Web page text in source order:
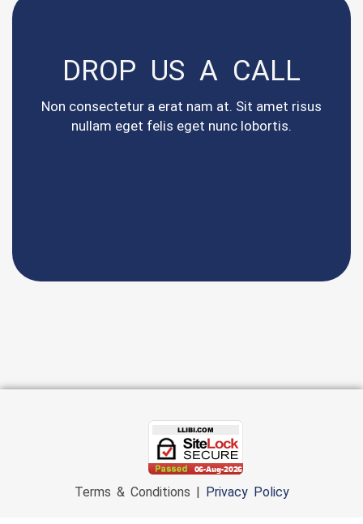
DROP US A CALL
Non consectetur a erat nam at. Sit amet risus
nullam eget felis eget nunc lobortis.
Terms & Conditions | Privacy Policy